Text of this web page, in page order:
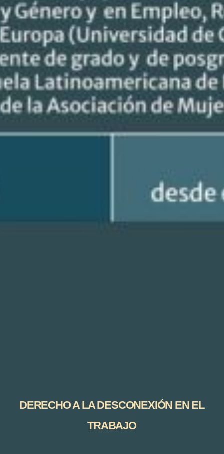
DERECHO A LA DESCONEXIÓN EN EL
TRABAJO